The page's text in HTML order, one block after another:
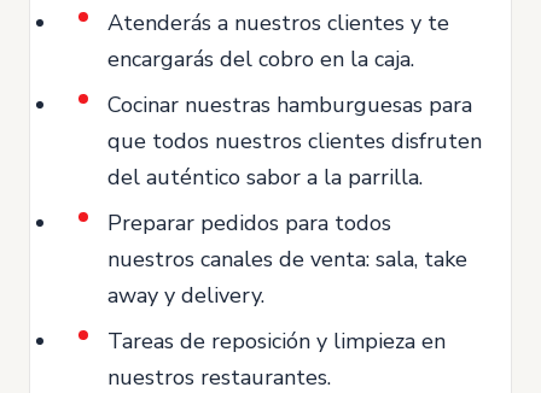
Atenderás a nuestros clientes y te
encargarás del cobro en la caja.
Cocinar nuestras hamburguesas para
que todos nuestros clientes disfruten
del auténtico sabor a la parrilla.
Preparar pedidos para todos
nuestros canales de venta: sala, take
away y delivery.
Tareas de reposición y limpieza en
nuestros restaurantes.